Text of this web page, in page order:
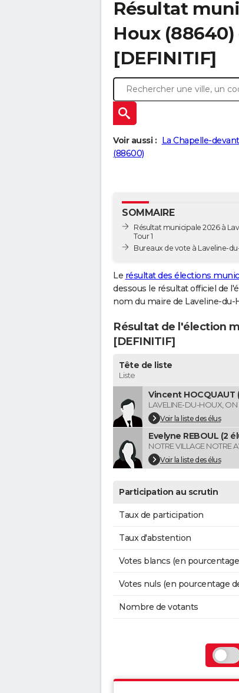
Résultat
Houx
[DEFINITIF]
Voir aussi : La Chapelle-
(88600)
SOMMAIRE
Résultat municipale 2026 à
Tour 1
Bureaux de vote à Laveline-
Le résultat des élections
dessous le résultat officiel de
nom du maire de Laveline-du-
Résultat de l'élection
[DEFINITIF]
Tête de liste
Liste
Vincent HOCQUAUT
LAVELINE-DU-HOUX,
Voir la liste des élus
Evelyne REBOUL (2
NOTRE VILLAGE NOTRE
Voir la liste des élus
Participation au scrutin
Taux de participation
Taux d'abstention
Votes blancs (en
Votes nuls (en pourcentage
Nombre de votants